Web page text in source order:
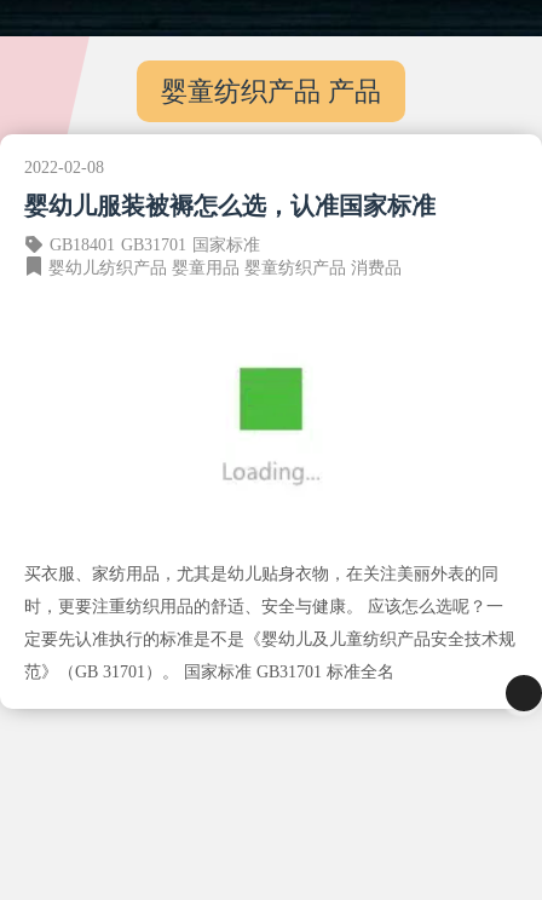
婴童纺织产品 产品
2022-02-08
婴幼儿服装被褥怎么选，认准国家标准
GB18401 GB31701 国家标准
婴幼儿纺织产品 婴童用品 婴童纺织产品 消费品
买衣服、家纺用品，尤其是幼儿贴身衣物，在关注美丽外表的同
时，更要注重纺织用品的舒适、安全与健康。 应该怎么选呢？一
定要先认准执行的标准是不是《婴幼儿及儿童纺织产品安全技术规
范》（GB 31701）。 国家标准 GB31701 标准全名